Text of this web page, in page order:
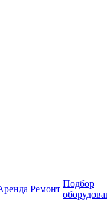
Ремонт
Подбор